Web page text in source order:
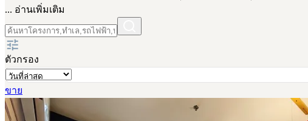
... อ่านเพิ่มเติม
ตัวกรอง
ขาย